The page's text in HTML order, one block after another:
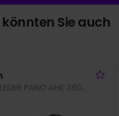
Sie auch
Tiguan 2.0 R-LINE 4X4 LEDER PANO AHK 360CAM LM20